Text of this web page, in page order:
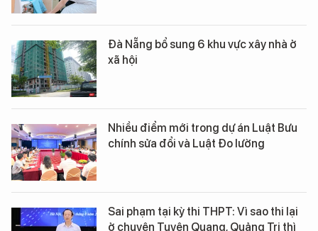
Đà Nẵng bổ sung 6 khu vực xây nhà ở
xã hội
Nhiều điểm mới trong dự án Luật Bưu
chính sửa đổi và Luật Đo lường
Sai phạm tại kỳ thi THPT: Vì sao thi lại
ở chuyên Tuyên Quang, Quảng Trị thì